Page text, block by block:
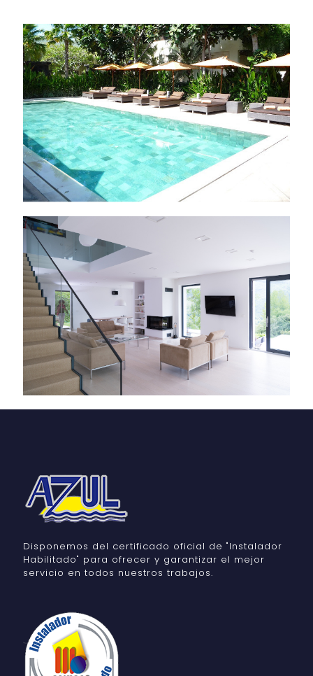
Disponemos del certificado oficial de "Instalador
Habilitado" para ofrecer y garantizar el mejor
servicio en todos nuestros trabajos.